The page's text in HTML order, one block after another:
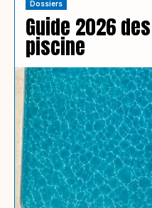
Dossiers
Guide 2026
piscine